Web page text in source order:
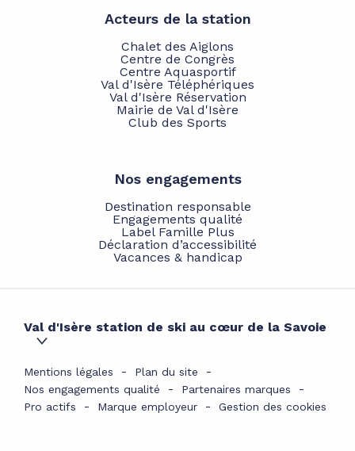
Acteurs de la station
Chalet des Aiglons
Centre de Congrès
Centre Aquasportif
Val d'Isère Téléphériques
Val d'Isère Réservation
Mairie de Val d'Isère
Club des Sports
Nos engagements
Destination responsable
Engagements qualité
Label Famille Plus
Déclaration d’accessibilité
Vacances & handicap
Val d'Isère station de ski au cœur de la Savoie
Mentions légales
Plan du site
Nos engagements qualité
Partenaires marques
Pro actifs
Marque employeur Gestion des cookies